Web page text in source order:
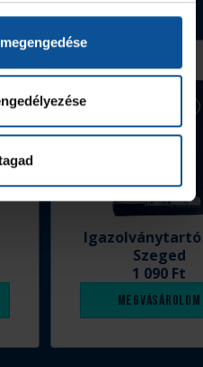
Szeged
1 090 Ft
Megvásárolom